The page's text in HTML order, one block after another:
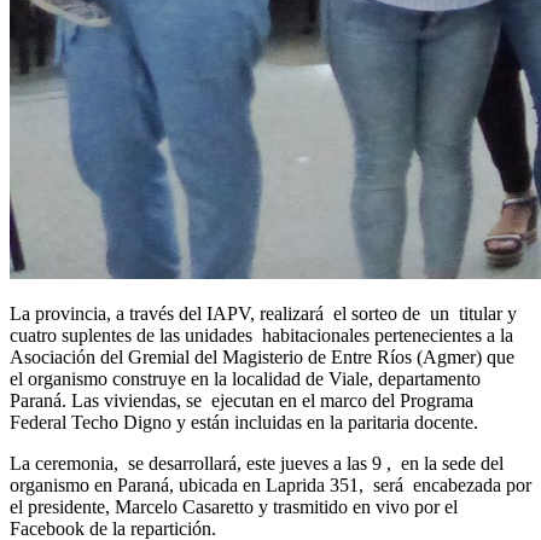
La provincia, a través del IAPV, realizará el sorteo de un titular y
cuatro suplentes de las unidades habitacionales pertenecientes a la
Asociación del Gremial del Magisterio de Entre Ríos (Agmer) que
el organismo construye en la localidad de Viale, departamento
Paraná. Las viviendas, se ejecutan en el marco del Programa
Federal Techo Digno y están incluidas en la paritaria docente.
La ceremonia, se desarrollará, este jueves a las 9 , en la sede del
organismo en Paraná, ubicada en Laprida 351, será encabezada por
el presidente, Marcelo Casaretto y trasmitido en vivo por el
Facebook de la repartición.